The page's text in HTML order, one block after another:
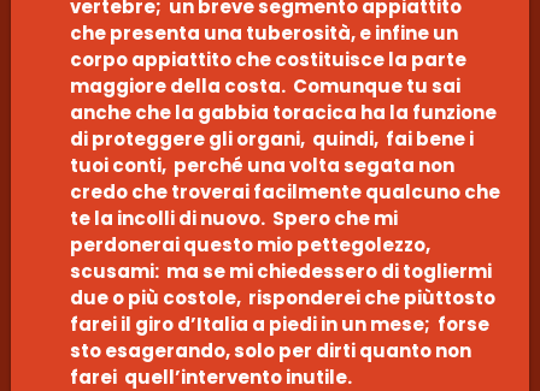
vertebre; un breve segmento appiattito
che presenta una tuberosità, e infine un
corpo appiattito che costituisce la parte
maggiore della costa. Comunque tu sai
anche che la gabbia toracica ha la funzione
di proteggere gli organi, quindi, fai bene i
tuoi conti, perché una volta segata non
credo che troverai facilmente qualcuno che
te la incolli di nuovo. Spero che mi
perdonerai questo mio pettegolezzo,
scusami: ma se mi chiedessero di togliermi
due o più costole, risponderei che piùttosto
farei il giro d’Italia a piedi in un mese; forse
sto esagerando, solo per dirti quanto non
farei quell’intervento inutile.